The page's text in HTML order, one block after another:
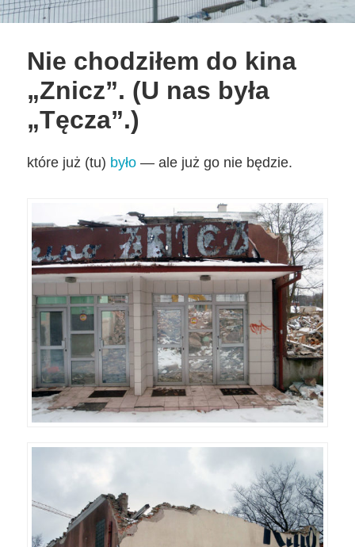
Nie chodziłem do kina
„Znicz”. (U nas była
„Tęcza”.)
które już (tu) było— ale już go nie będzie.